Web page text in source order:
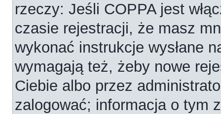
rzeczy: Jeśli COPPA jest
czasie rejestracji, że masz
wykonać instrukcje wysłane
wymagają też, żeby nowe
Ciebie albo przez
zalogować; informacja o tym